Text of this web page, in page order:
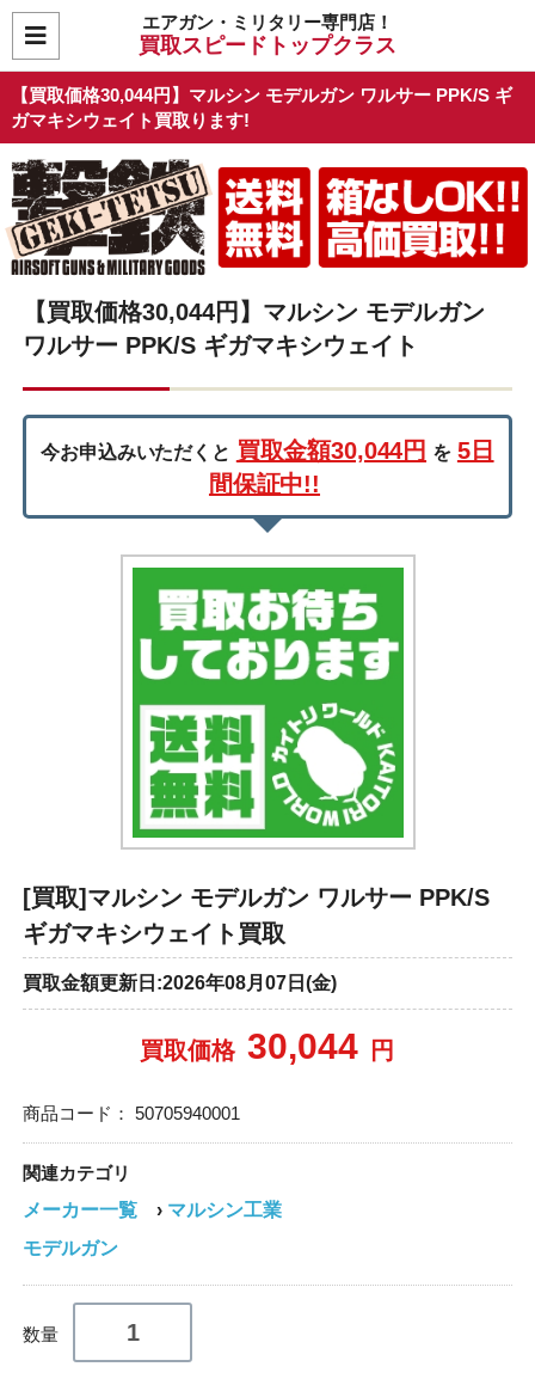
エアガン・ミリタリー専門店！
買取スピードトップクラス
【買取価格30,044円】マルシン モデルガン ワルサー PPK/S ギ
ガマキシウェイト買取ります!
【買取価格30,044円】マルシン モデルガン
ワルサー PPK/S ギガマキシウェイト
今お申込みいただくと 買取金額30,044円 を 5日
間保証中!!
[買取]マルシン モデルガン ワルサー PPK/S
ギガマキシウェイト買取
買取金額更新日:2026年08月07日(金)
買取価格 30,044 円
商品コード： 50705940001
関連カテゴリ
メーカー一覧
› マルシン工業
モデルガン
数量